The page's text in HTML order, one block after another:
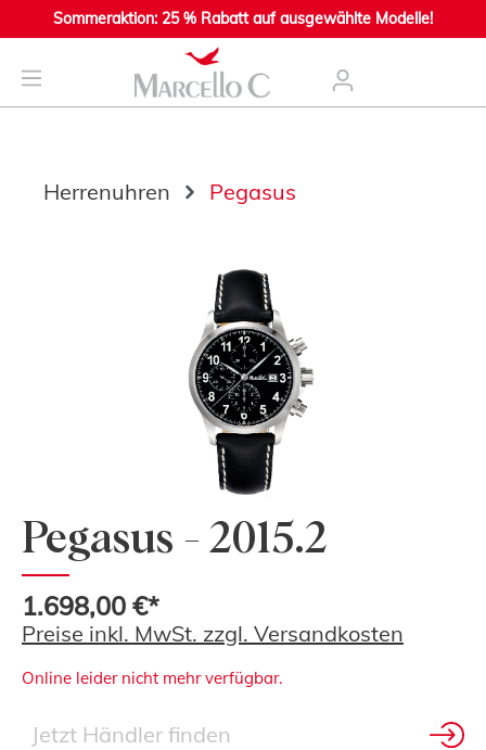
springen
Sommeraktion: 25 % Rabatt auf ausgewählte Modelle!
Herrenuhren Pegasus
Pegasus - 2015.2
1.698,00 €*
Preise inkl. MwSt. zzgl. Versandkosten
Online leider nicht mehr verfügbar.